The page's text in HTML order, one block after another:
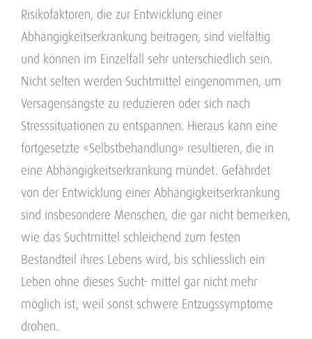
Risikofaktoren, die zur Entwicklung einer
Abhängigkeitserkrankung beitragen, sind vielfältig
und können im Einzelfall sehr unterschiedlich sein.
Nicht selten werden Suchtmittel eingenommen, um
Versagensängste zu reduzieren oder sich nach
Stresssituationen zu entspannen. Hieraus kann eine
fortgesetzte «Selbstbehandlung» resultieren, die in
eine Abhängigkeitserkrankung mündet. Gefährdet
von der Entwicklung einer Abhängigkeitserkrankung
sind insbesondere Menschen, die gar nicht bemerken,
wie das Suchtmittel schleichend zum festen
Bestandteil ihres Lebens wird, bis schliesslich ein
Leben ohne dieses Sucht- mittel gar nicht mehr
möglich ist, weil sonst schwere Entzugssymptome
drohen.